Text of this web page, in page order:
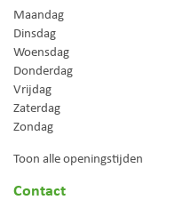
Maandag
Dinsdag
Woensdag
Donderdag
Vrijdag
Zaterdag
Zondag
Toon alle openingstijden
Contact